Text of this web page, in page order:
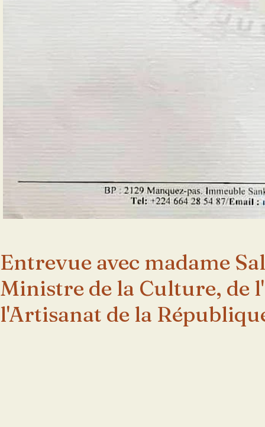
Entrevue avec madame
Ministre de la Culture, de
l'Artisanat de la